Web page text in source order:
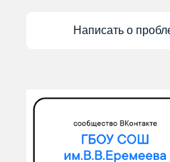
Написать о